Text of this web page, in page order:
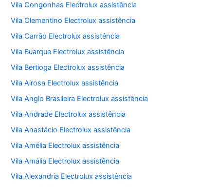
Vila Congonhas Electrolux assistência
Vila Clementino Electrolux assistência
Vila Carrão Electrolux assistência
Vila Buarque Electrolux assistência
Vila Bertioga Electrolux assistência
Vila Airosa Electrolux assistência
Vila Anglo Brasileira Electrolux assistência
Vila Andrade Electrolux assistência
Vila Anastácio Electrolux assistência
Vila Amélia Electrolux assistência
Vila Amália Electrolux assistência
Vila Alexandria Electrolux assistência